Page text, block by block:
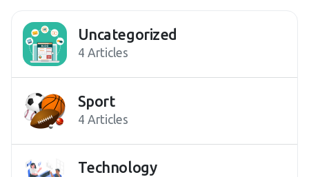
Uncategorized
4 Articles
Sport
4 Articles
Technology